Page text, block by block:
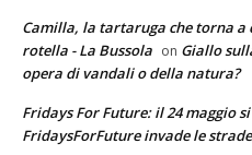
Camilla, la tartaruga che torna a
rotella - La Bussola on Giallo
opera di vandali o della natura?
Fridays For Future: il 24 maggio
FridaysForFuture invade le